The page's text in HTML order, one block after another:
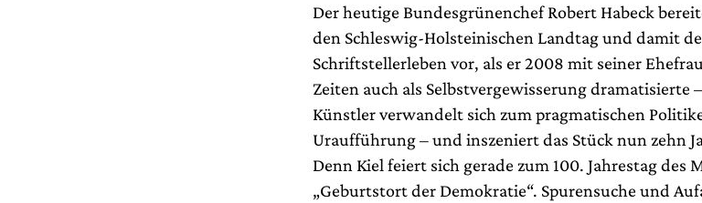
Der heutige Bundesgrünenchef Robert Habeck
den Schleswig-Holsteinischen Landtag und damit
Schriftstellerleben vor, als er 2008 mit seiner
Zeiten auch als Selbstvergewisserung
Künstler verwandelt sich zum pragmatischen
Uraufführung – und inszeniert das Stück nun zehn
Denn Kiel feiert sich gerade zum 100. Jahrestag des
„Geburtstort der Demokratie“. Spurensuche und